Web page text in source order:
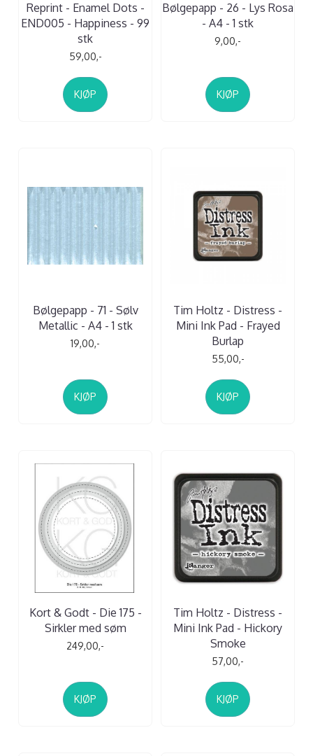
Reprint - Enamel Dots -
END005 - Happiness - 99
stk
59,00,-
KJØP
Bølgepapp - 26 - Lys Rosa
- A4 - 1 stk
9,00,-
KJØP
Bølgepapp - 71 - Sølv
Metallic - A4 - 1 stk
19,00,-
KJØP
Tim Holtz - Distress -
Mini Ink Pad - Frayed
Burlap
55,00,-
KJØP
Kort & Godt - Die 175 -
Sirkler med søm
249,00,-
KJØP
Tim Holtz - Distress -
Mini Ink Pad - Hickory
Smoke
57,00,-
KJØP